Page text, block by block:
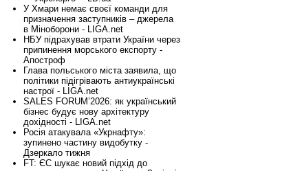
У Хмари немає своєї команди для
призначення заступників – джерела
в Міноборони - LIGA.net
НБУ підрахував втрати України через
припинення морського експорту -
Апостроф
Глава польського міста заявила, що
політики підігрівають антиукраїнські
настрої - LIGA.net
SALES FORUM’2026: як український
бізнес будує нову архітектуру
дохідності - LIGA.net
Росія атакувала «Укрнафту»:
зупинено частину видобутку -
Дзеркало тижня
FT: ЄС шукає новий підхід до